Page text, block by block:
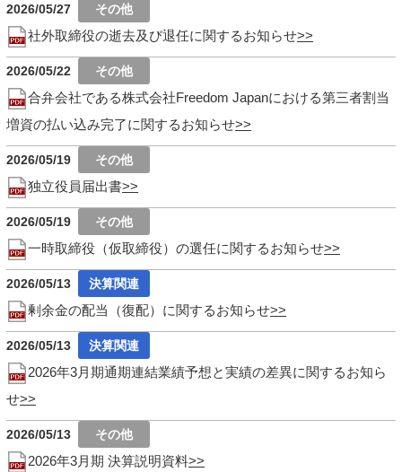
2026/05/27
社外取締役の逝去及び退任に関するお知らせ
2026/05/22
合弁会社である株式会社Freedom Japanにおける第三者割当
増資の払い込み完了に関するお知らせ
2026/05/19
独立役員届出書
2026/05/19
一時取締役（仮取締役）の選任に関するお知らせ
2026/05/13
剰余金の配当（復配）に関するお知らせ
2026/05/13
2026年3月期通期連結業績予想と実績の差異に関するお知ら
せ
2026/05/13
2026年3月期 決算説明資料